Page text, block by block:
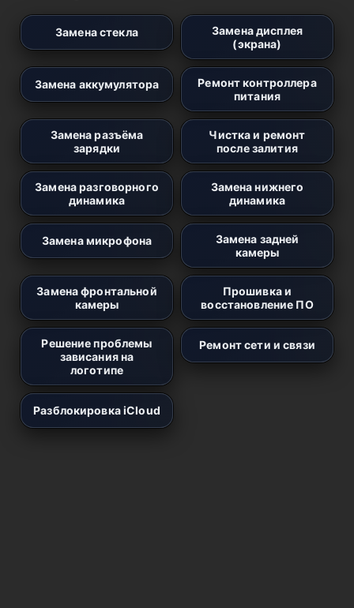
Замена стекла
Замена дисплея
(экрана)
Замена аккумулятора
Ремонт контроллера
питания
Замена разъёма
зарядки
Чистка и ремонт
после залития
Замена разговорного
динамика
Замена нижнего
динамика
Замена микрофона
Замена задней
камеры
Замена фронтальной
камеры
Прошивка и
восстановление ПО
Решение проблемы
зависания на
логотипе
Ремонт сети и связи
Разблокировка iCloud